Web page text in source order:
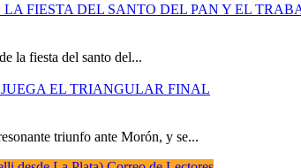
FIESTA DEL SANTO DEL PAN Y EL
la fiesta del santo del...
EL TRIANGULAR FINAL
triunfo ante Morón, y se...